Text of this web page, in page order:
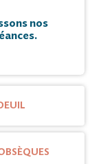
nos